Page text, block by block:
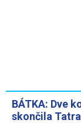
BÁTKA: Dve
skončila